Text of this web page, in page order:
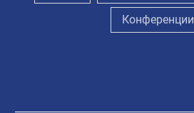
Конференции